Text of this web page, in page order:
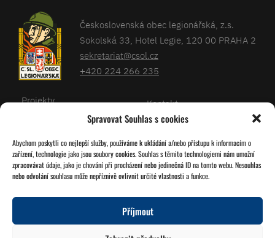
Spravovat Souhlas s cookies
Abychom poskytli co nejlepší služby, používáme k ukládání a/nebo přístupu k informacím o
zařízení, technologie jako jsou soubory cookies. Souhlas s těmito technologiemi nám umožní
zpracovávat údaje, jako je chování při procházení nebo jedinečná ID na tomto webu. Nesouhlas
nebo odvolání souhlasu může nepříznivě ovlivnit určité vlastnosti a funkce.
Příjmout
Československá obec legionářská, z.s.
Sokolská 33, Hotel Legie, 120 00 PRAHA 2
sekretariat@csol.cz
+420 224 266 235
Sledujte nás!
Projekty
Kalendář
O nás
Kontakt
Databáze legionářů
Pro členy
Zásady cookies